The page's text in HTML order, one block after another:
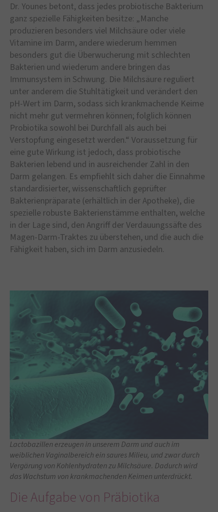
Dr. Younes betont, dass jedes probiotische Bakterium
ganz spezielle Fähigkeiten besitze: „Manche
produzieren besonders viel Milchsäure oder viele
Vitamine im Darm, andere wiederum hemmen
besonders gut die Überwucherung mit schlechten
Bakterien und wiederum andere bringen das
Immunsystem in Schwung. Die Milchsäure reguliert
unter anderem die Stuhltätigkeit und verändert den
pH-Wert im Darm, sodass sich krankmachende Keime
nicht mehr gut vermehren können; folglich können
Probiotika sowohl bei Durchfall als auch bei
Verstopfung eingesetzt werden.“ Voraussetzung für
eine gute Wirkung ist jedoch, dass probiotische
Bakterien lebend und in ausreichender Zahl in den
Darm gelangen. Es empfiehlt sich daher die Einnahme
standardisierter, wissenschaftlich geprüfter
Bakterienpräparate (erhältlich in der Apotheke), die
spezielle robuste Bakterienstämme enthalten, welche
in der Lage sind, den Angriff der Verdauungssäfte des
Magen-Darm-Traktes zu überstehen, und die auch die
Fähigkeit haben, sich im Darm anzusiedeln.
Lactobazillen erzeugen in unserem Darm und auch im
weiblichen Vaginalbereich ein saures Milieu, und zwar durch
Vergärung von Kohlenhydraten zu Milchsäure. Dadurch wird
das Wachstum von krankmachenden Keimen unterdrückt.
Die Aufgabe von Präbiotika